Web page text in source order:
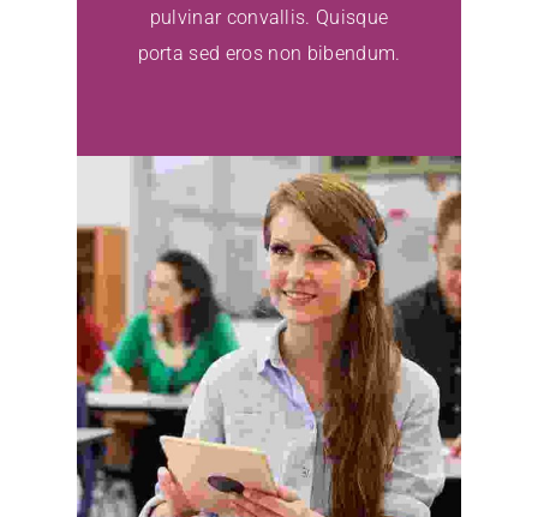
pulvinar convallis. Quisque
porta sed eros non bibendum.